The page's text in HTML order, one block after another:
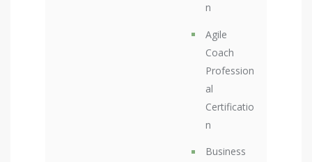
n
Agile
Coach
Profession
al
Certificatio
n
Business